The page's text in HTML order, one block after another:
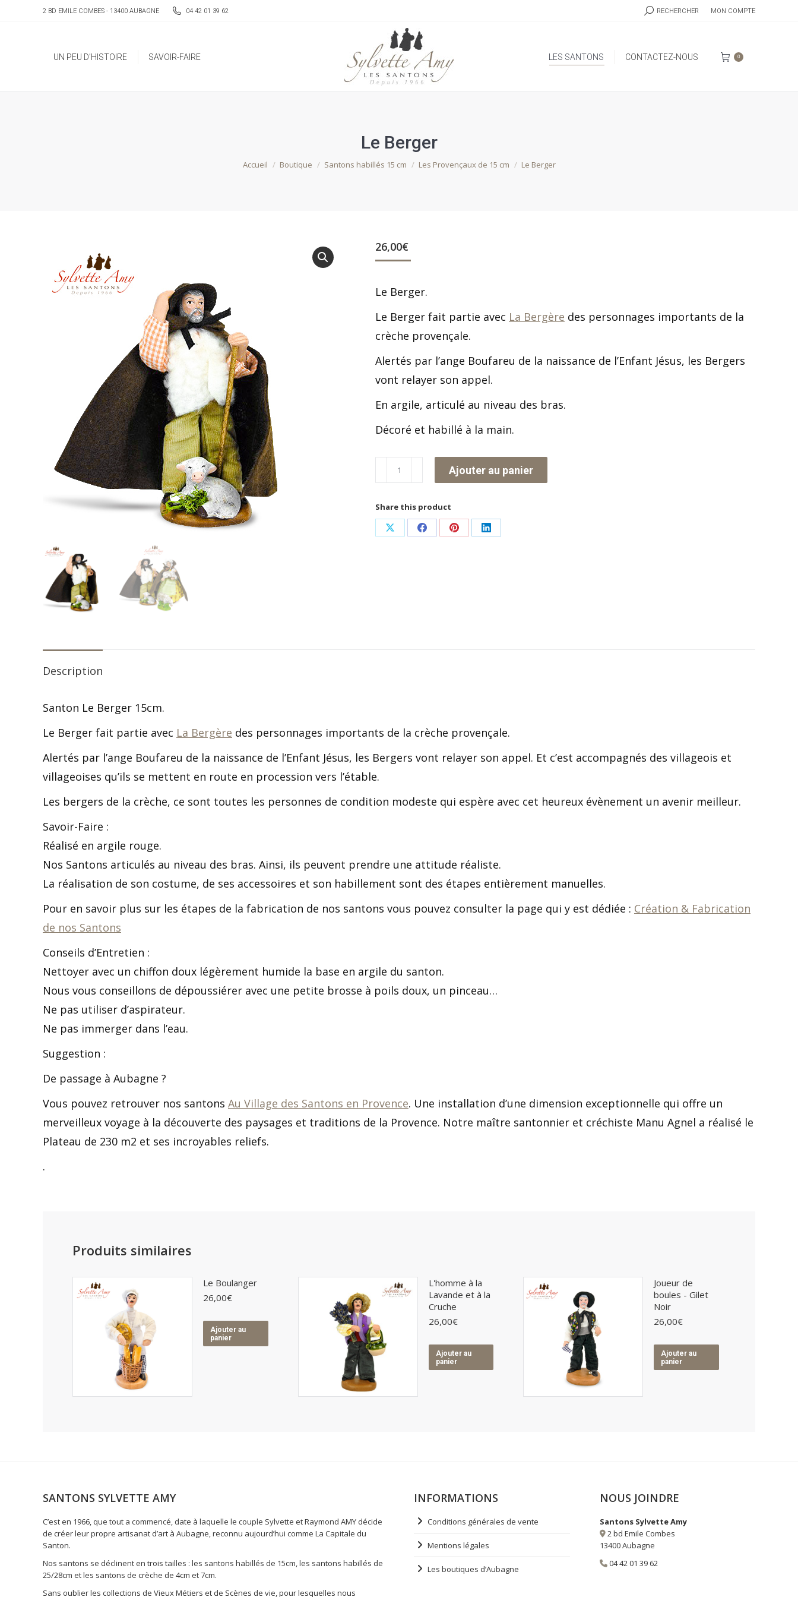
2 BD EMILE COMBES - 13400 AUBAGNE 04 42 01 39 62
RECHERCHE
RECHERCHER MON COMPTE
UN PEU D’HISTOIRE SAVOIR-FAIRE LES SANTONS CONTACTEZ-NOUS 0
Le Berger
Vous êtes ici :
Accueil Boutique Santons habillés 15 cm Les Provençaux de 15 cm Le Berger
26,00€
Le Berger.
Le Berger fait partie avec La Bergère des personnages importants de la
crèche provençale.
Alertés par l’ange Boufareu de la naissance de l’Enfant Jésus, les Bergers
vont relayer son appel.
En argile, articulé au niveau des bras.
Décoré et habillé à la main.
quantité
de
Le
Berger
Ajouter au panier
Share this product
PartagerPartagerPartagerPartager
Description
Santon Le Berger 15cm.
Le Berger fait partie avec La Bergère des personnages importants de la crèche provençale.
Alertés par l’ange Boufareu de la naissance de l’Enfant Jésus, les Bergers vont relayer son appel. Et c’est accompagnés des villageois et
villageoises qu’ils se mettent en route en procession vers l’étable.
Les bergers de la crèche, ce sont toutes les personnes de condition modeste qui espère avec cet heureux évènement un avenir meilleur.
Savoir-Faire :
Réalisé en argile rouge.
Nos Santons articulés au niveau des bras. Ainsi, ils peuvent prendre une attitude réaliste.
La réalisation de son costume, de ses accessoires et son habillement sont des étapes entièrement manuelles.
Pour en savoir plus sur les étapes de la fabrication de nos santons vous pouvez consulter la page qui y est dédiée : Création & Fabrication
de nos Santons
Conseils d’Entretien :
Nettoyer avec un chiffon doux légèrement humide la base en argile du santon.
Nous vous conseillons de dépoussiérer avec une petite brosse à poils doux, un pinceau…
Ne pas utiliser d’aspirateur.
Ne pas immerger dans l’eau.
Suggestion :
De passage à Aubagne ?
Vous pouvez retrouver nos santons Au Village des Santons en Provence. Une installation d’une dimension exceptionnelle qui offre un
merveilleux voyage à la découverte des paysages et traditions de la Provence. Notre maître santonnier et créchiste Manu Agnel a réalisé le
Plateau de 230 m2 et ses incroyables reliefs.
.
Produits similaires
Le Boulanger
26,00€
Ajouter au
panier
L'homme à la
Lavande et à la
Cruche
26,00€
Ajouter au
panier
Joueur de
boules - Gilet
Noir
26,00€
Ajouter au
panier
SANTONS SYLVETTE AMY
C’est en 1966, que tout a commencé, date à laquelle le couple Sylvette et Raymond AMY décide
de créer leur propre artisanat d’art à Aubagne, reconnu aujourd’hui comme La Capitale du
Santon.
Nos santons se déclinent en trois tailles : les santons habillés de 15cm, les santons habillés de
25/28cm et les santons de crèche de 4cm et 7cm.
Sans oublier les collections de Vieux Métiers et de Scènes de vie, pour lesquelles nous
INFORMATIONS
Conditions générales de vente
Mentions légales
Les boutiques d’Aubagne
NOUS JOINDRE
Santons Sylvette Amy
2 bd Emile Combes
13400 Aubagne
04 42 01 39 62